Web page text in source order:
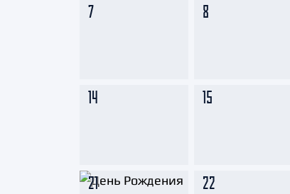
7 8
14 15
21 22